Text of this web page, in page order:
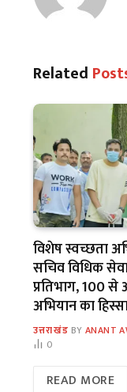
Related
विशेष स्वच्छता
सचिव विधिक
प्रतिभाग, 100
अभियान का
उत्तराखंड BY ANANT
0
READ MORE